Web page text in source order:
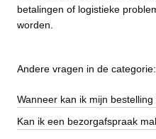
betalingen of logistieke
worden.
Andere vragen in de categorie:
Wanneer kan ik mijn
Kan ik een bezorgafspraak